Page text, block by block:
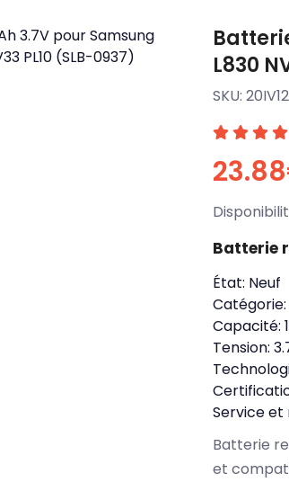
L830
SKU:
Batterie
État: Neuf
Catégorie:
Capacité:
Tension:
Service et
Batterie
et